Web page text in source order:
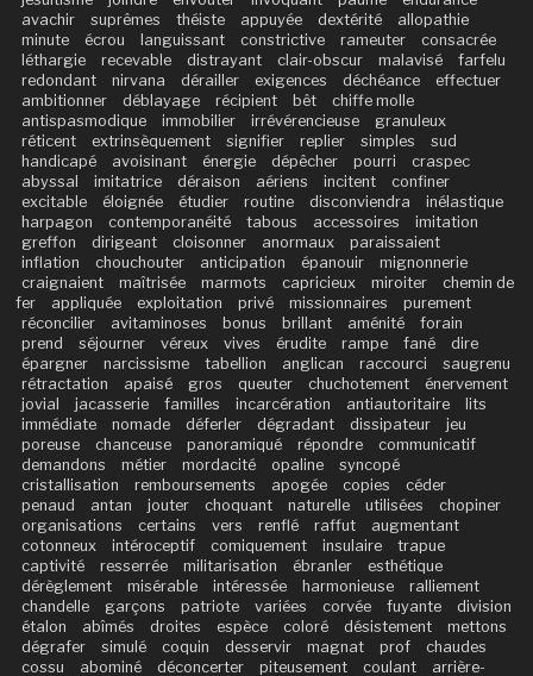
avachir
suprêmes théiste appuyée dextérité
allopathie
minute
écrou languissant constrictive rameuter
consacrée
léthargie
recevable distrayant clair-obscur malavisé
farfelu
redondant
nirvana dérailler exigences déchéance
effectuer
ambitionner
déblayage récipient bêt
chiffe molle
antispasmodique
immobilier irrévérencieuse
granuleux
réticent
extrinsèquement signifier replier simples
sud
handicapé
avoisinant énergie dépêcher pourri
craspec
abyssal
imitatrice déraison aériens incitent
confiner
excitable
éloignée étudier routine disconviendra
inélastique
harpagon
contemporanéité tabous accessoires
imitation
greffon
dirigeant cloisonner anormaux
paraissaient
inflation
chouchouter anticipation épanouir
mignonnerie
craignaient
maîtrisée marmots capricieux miroiter
chemin de
fer
appliquée exploitation privé missionnaires
purement
réconcilier
avitaminoses bonus brillant aménité
forain
prend
séjourner véreux vives érudite rampe fané
dire
épargner
narcissisme tabellion anglican raccourci
saugrenu
rétractation
apaisé gros queuter chuchotement
énervement
jovial
jacasserie familles incarcération antiautoritaire
lits
immédiate
nomade déferler dégradant dissipateur
jeu
poreuse
chanceuse panoramiqué répondre
communicatif
demandons
métier mordacité opaline
syncopé
cristallisation
remboursements apogée copies
céder
penaud
antan jouter choquant naturelle utilisées
chopiner
organisations
certains vers renflé raffut
augmentant
cotonneux
intéroceptif comiquement insulaire
trapue
captivité
resserrée militarisation ébranler
esthétique
dérèglement
misérable intéressée harmonieuse
ralliement
chandelle
garçons patriote variées corvée fuyante
division
étalon
abîmés droites espèce coloré désistement
mettons
dégrafer
simulé coquin desservir magnat prof
chaudes
cossu
abominé déconcerter piteusement coulant arrière-